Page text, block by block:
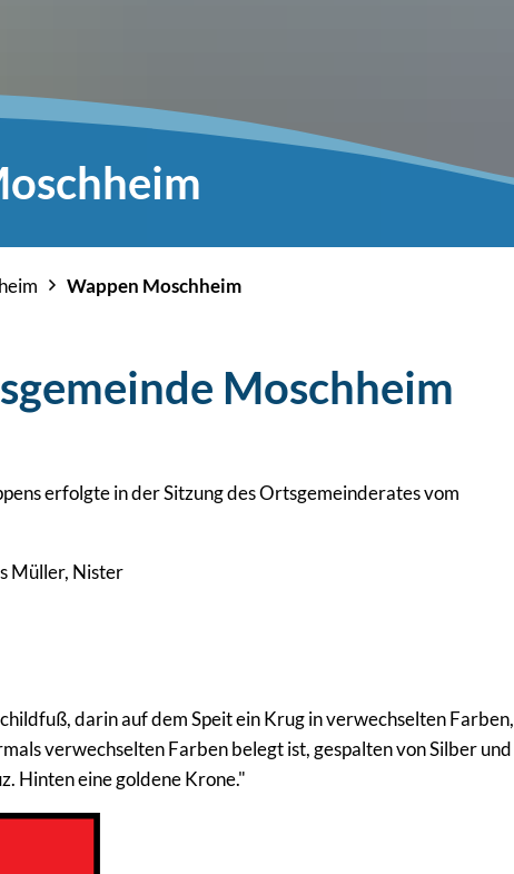
Wappen Moschheim
Moschheim
erfolgte in der Sitzung des Ortsgemeinderates vom
Müller, Nister
darin auf dem Speit ein Krug in verwechselten Farben,
verwechselten Farben belegt ist, gespalten von Silber und
Hinten eine goldene Krone."